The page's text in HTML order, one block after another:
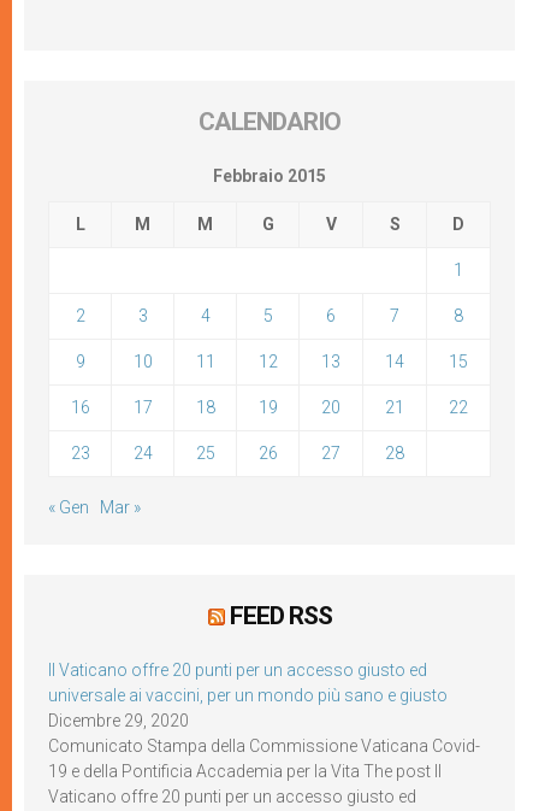
CALENDARIO
Febbraio 2015
L M M G V S D
1
2 3 4 5 6 7 8
9 10 11 12 13 14 15
16 17 18 19 20 21 22
23 24 25 26 27 28
« Gen Mar »
FEED RSS
Il Vaticano offre 20 punti per un accesso giusto ed
universale ai vaccini, per un mondo più sano e giusto
Dicembre 29, 2020
Comunicato Stampa della Commissione Vaticana Covid-
19 e della Pontificia Accademia per la Vita The post Il
Vaticano offre 20 punti per un accesso giusto ed